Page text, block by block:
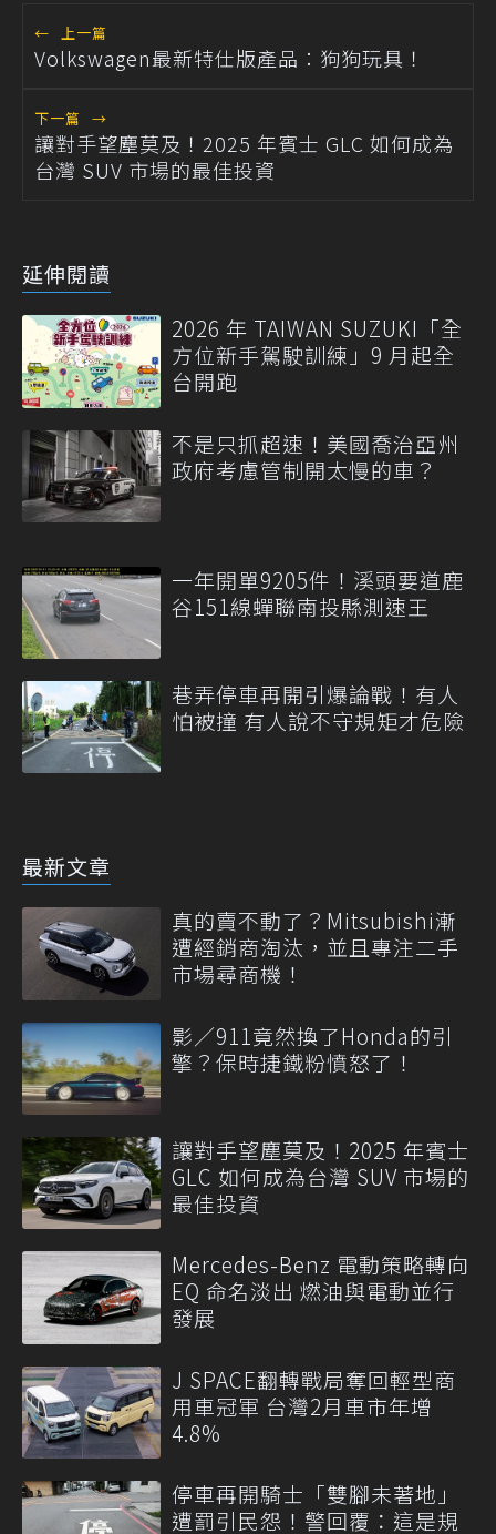
← 上一篇
Volkswagen最新特仕版產品：狗狗玩具！
下一篇 →
讓對手望塵莫及！2025 年賓士 GLC 如何成為
台灣 SUV 市場的最佳投資
延伸閱讀
2026 年 TAIWAN SUZUKI「全
方位新手駕駛訓練」9 月起全
台開跑
不是只抓超速！美國喬治亞州
政府考慮管制開太慢的車？
一年開單9205件！溪頭要道鹿
谷151線蟬聯南投縣測速王
巷弄停車再開引爆論戰！有人
怕被撞 有人說不守規矩才危險
最新文章
真的賣不動了？Mitsubishi漸
遭經銷商淘汰，並且專注二手
市場尋商機！
影／911竟然換了Honda的引
擎？保時捷鐵粉憤怒了！
讓對手望塵莫及！2025 年賓士
GLC 如何成為台灣 SUV 市場的
最佳投資
Mercedes-Benz 電動策略轉向
EQ 命名淡出 燃油與電動並行
發展
J SPACE翻轉戰局奪回輕型商
用車冠軍 台灣2月車市年增
4.8%
停車再開騎士「雙腳未著地」
遭罰引民怨！警回覆：這是規